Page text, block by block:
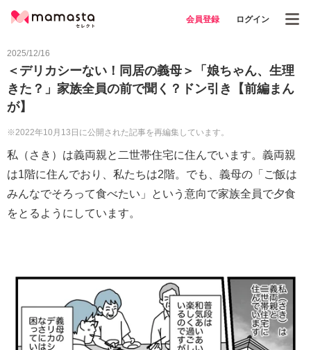
会員登録 ログイン
2025/12/16
＜デリカシーない！同居の義母＞「娘ちゃん、生理
きた？」家族全員の前で聞く？ドン引き【前編まん
が】
※2022年10月13日に公開された記事を再編集しています。
私（さき）は義両親と二世帯住宅に住んでいます。義両親
は1階に住んでおり、私たちは2階。でも、義母の「ご飯は
みんなでそろって食べたい」という意向で家族全員で夕食
をとるようにしています。